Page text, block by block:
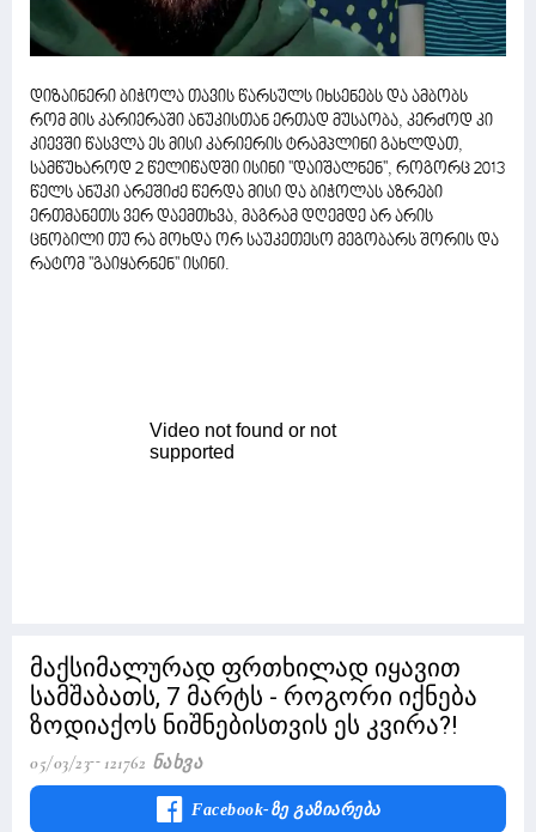
დიზაინერი ბიჭოლა თავის წარსულს იხსენებს და ამბობს
რომ მის კარიერაში ანუკისთან ერთად მუსაობა, კერძოდ კი
კიევში წასვლა ეს მისი კარიერის ტრამპლინი გახლდათ,
სამწუხაროდ 2 წელიწადში ისინი ''დაიშალნენ'', როგორც 2013
წელს ანუკი არეშიძე წერდა მისი და ბიჭოლას აზრები
ერთმანეთს ვერ დაემთხვა, მაგრამ დღემდე არ არის
ცნობილი თუ რა მოხდა ორ საუკეთესო მეგობარს შორის და
რატომ ''გაიყარნენ'' ისინი.
მაქსიმალურად ფრთხილად იყავით
სამშაბათს, 7 მარტს - როგორი იქნება
ზოდიაქოს ნიშნებისთვის ეს კვირა?!
05/03/23 121762 Ნახვა
Facebook-Ზე Გაზიარება